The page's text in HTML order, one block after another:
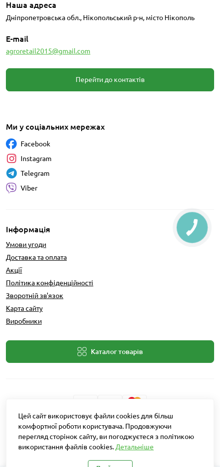
Наша адреса
Дніпропетровська обл., Нікопольський р-н, місто Нікополь
E-mail
agroretail2015@gmail.com
Перейти до контактів
Інформація
Умови угоди
Доставка та оплата
Акції
Політика конфіденційності
Зворотній зв'язок
Карта сайту
Виробники
Каталог товарів
Ми у соціальних мережах
Facebook
Instagram
Telegram
Viber
Розробник: Intent Solutions
Агро Рітейл © 2026
Цей сайт використовує файли cookies для більш
комфортної роботи користувача. Продовжуючи
перегляд сторінок сайту, ви погоджуєтеся з політикою
використання файлів cookies. Детальніше